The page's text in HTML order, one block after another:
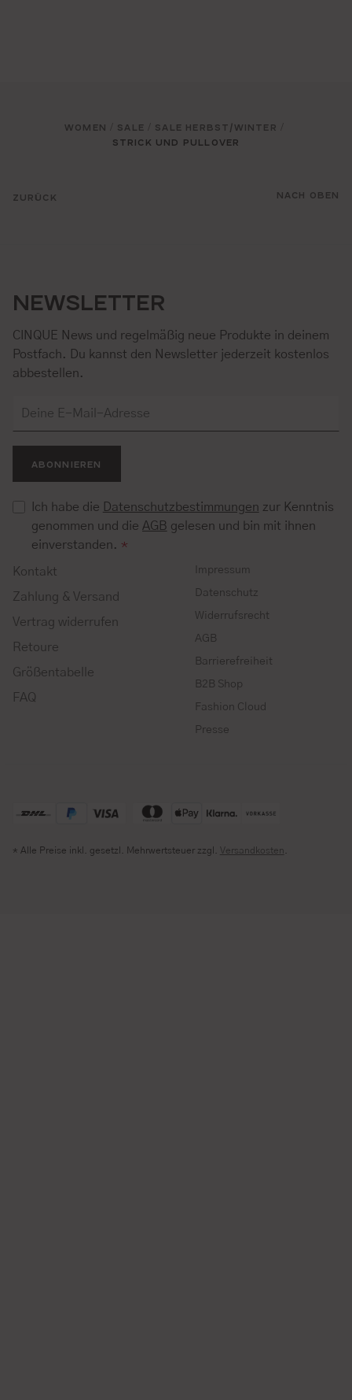
ZURÜCK
WOMEN SALE SALE HERBST/WINTER
STRICK UND PULLOVER
NACH OBEN
NEWSLETTER
CINQUE News und regelmäßig neue Produkte in deinem
Postfach. Du kannst den Newsletter jederzeit kostenlos
abbestellen.
ABONNIEREN
Ich habe die Datenschutzbestimmungen zur Kenntnis
genommen und die AGB gelesen und bin mit ihnen
einverstanden. *
Kontakt
Zahlung & Versand
Vertrag widerrufen
Retoure
Größentabelle
FAQ
Impressum
Datenschutz
Widerrufsrecht
AGB
Barrierefreiheit
B2B Shop
Fashion Cloud
Presse
* Alle Preise inkl. gesetzl. Mehrwertsteuer zzgl. Versandkosten